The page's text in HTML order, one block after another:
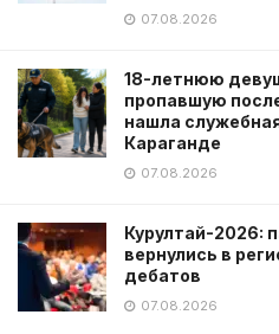
07.08.2026
18-летнюю
пропавшую
нашла
Караганде
07.08.2026
Курултай-2026:
вернулись в
дебатов
07.08.2026